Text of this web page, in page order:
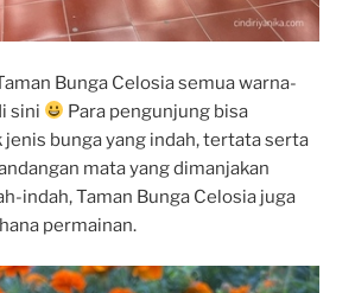
Bunga Celosia semua warna-
sini
Para pengunjung bisa
jenis bunga yang indah, tertata serta
mata yang dimanjakan
indah, Taman Bunga Celosia juga
permainan.